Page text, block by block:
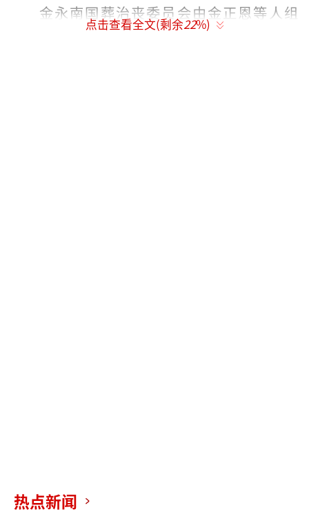
金永南国葬治丧委员会由金正恩等人组
点击查看全文(剩余22%)
热点新闻